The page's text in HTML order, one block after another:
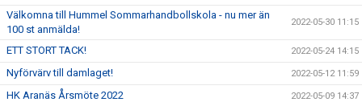
Välkomna till Hummel Sommarhandbollskola - nu mer än
100 st anmälda!
2022-05-30 11:15
ETT STORT TACK! 2022-05-24 14:15
Nyförvärv till damlaget! 2022-05-12 11:59
HK Aranäs Årsmöte 2022 2022-05-09 14:37